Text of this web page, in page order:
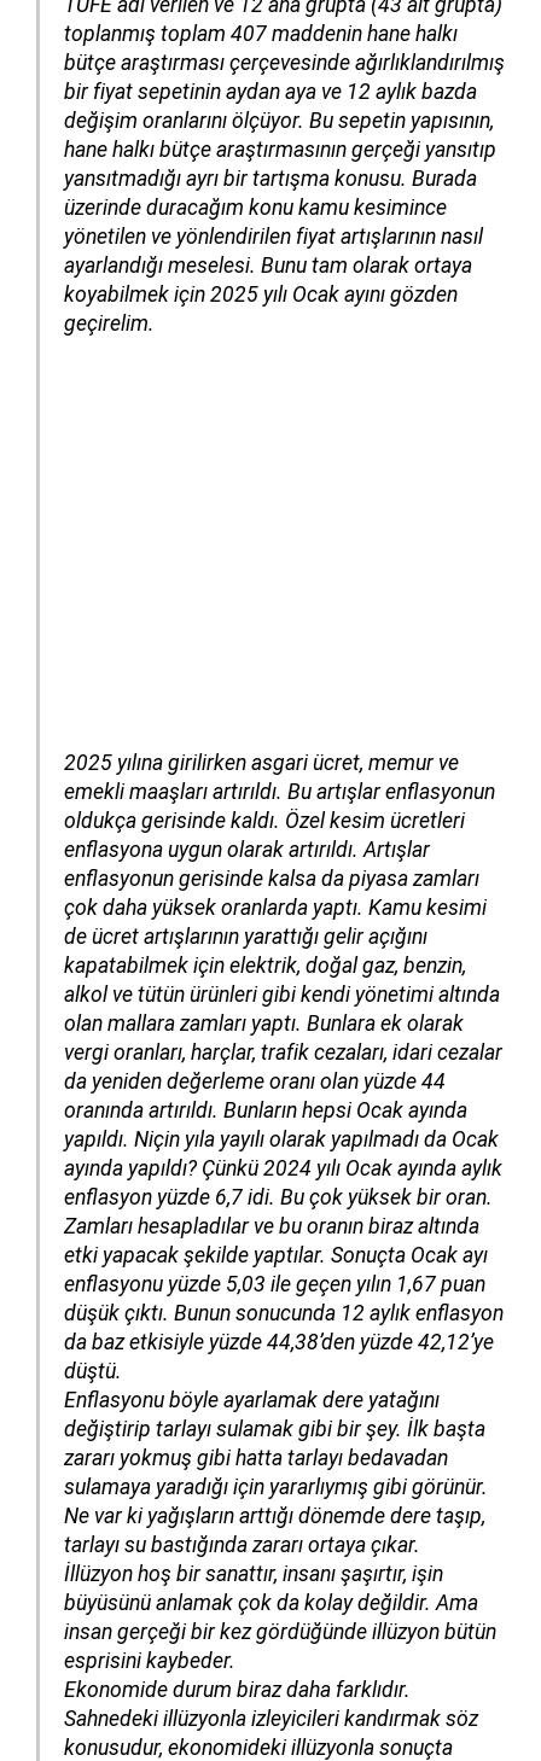
toplanmış toplam 407 maddenin hane halkı
bütçe araştırması çerçevesinde ağırlıklandırılmış
bir fiyat sepetinin aydan aya ve 12 aylık bazda
değişim oranlarını ölçüyor. Bu sepetin yapısının,
hane halkı bütçe araştırmasının gerçeği yansıtıp
yansıtmadığı ayrı bir tartışma konusu. Burada
üzerinde duracağım konu kamu kesimince
yönetilen ve yönlendirilen fiyat artışlarının nasıl
ayarlandığı meselesi. Bunu tam olarak ortaya
koyabilmek için 2025 yılı Ocak ayını gözden
geçirelim.
2025 yılına girilirken asgari ücret, memur ve
emekli maaşları artırıldı. Bu artışlar enflasyonun
oldukça gerisinde kaldı. Özel kesim ücretleri
enflasyona uygun olarak artırıldı. Artışlar
enflasyonun gerisinde kalsa da piyasa zamları
çok daha yüksek oranlarda yaptı. Kamu kesimi
de ücret artışlarının yarattığı gelir açığını
kapatabilmek için elektrik, doğal gaz, benzin,
alkol ve tütün ürünleri gibi kendi yönetimi altında
olan mallara zamları yaptı. Bunlara ek olarak
vergi oranları, harçlar, trafik cezaları, idari cezalar
da yeniden değerleme oranı olan yüzde 44
oranında artırıldı. Bunların hepsi Ocak ayında
yapıldı. Niçin yıla yayılı olarak yapılmadı da Ocak
ayında yapıldı? Çünkü 2024 yılı Ocak ayında aylık
enflasyon yüzde 6,7 idi. Bu çok yüksek bir oran.
Zamları hesapladılar ve bu oranın biraz altında
etki yapacak şekilde yaptılar. Sonuçta Ocak ayı
enflasyonu yüzde 5,03 ile geçen yılın 1,67 puan
düşük çıktı. Bunun sonucunda 12 aylık enflasyon
da baz etkisiyle yüzde 44,38’den yüzde 42,12’ye
düştü.
Enflasyonu böyle ayarlamak dere yatağını
değiştirip tarlayı sulamak gibi bir şey. İlk başta
zararı yokmuş gibi hatta tarlayı bedavadan
sulamaya yaradığı için yararlıymış gibi görünür.
Ne var ki yağışların arttığı dönemde dere taşıp,
tarlayı su bastığında zararı ortaya çıkar.
İllüzyon hoş bir sanattır, insanı şaşırtır, işin
büyüsünü anlamak çok da kolay değildir. Ama
insan gerçeği bir kez gördüğünde illüzyon bütün
esprisini kaybeder.
Ekonomide durum biraz daha farklıdır.
Sahnedeki illüzyonla izleyicileri kandırmak söz
konusudur, ekonomideki illüzyonla sonuçta